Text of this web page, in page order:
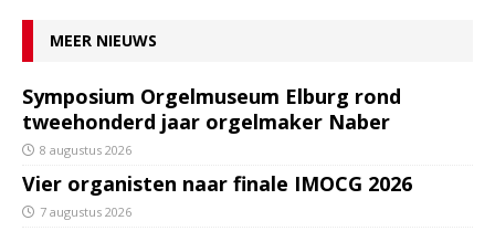
MEER NIEUWS
Symposium Orgelmuseum Elburg rond
tweehonderd jaar orgelmaker Naber
8 augustus 2026
Vier organisten naar finale IMOCG 2026
7 augustus 2026